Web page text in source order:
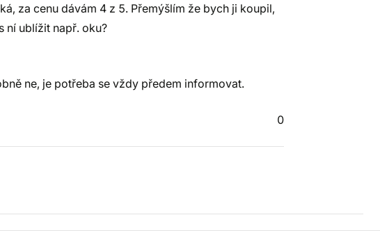
za cenu dávám 4 z 5. Přemýšlím že bych ji koupil,
ní ublížit např. oku?
ne, je potřeba se vždy předem informovat.
0